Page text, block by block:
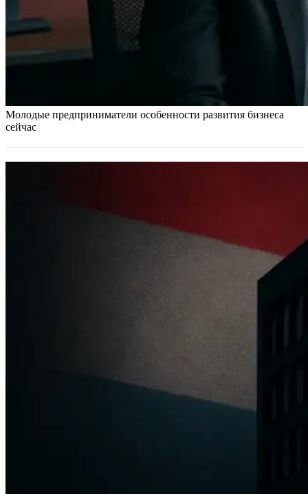
Молодые предприниматели особенности развития бизнеса
сейчас